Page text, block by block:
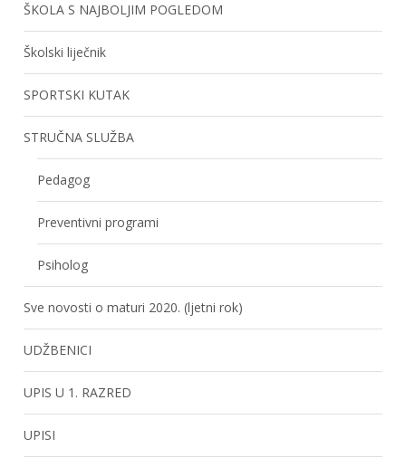
ŠKOLA S NAJBOLJIM POGLEDOM
Školski liječnik
SPORTSKI KUTAK
STRUČNA SLUŽBA
Pedagog
Preventivni programi
Psiholog
Sve novosti o maturi 2020. (ljetni rok)
UDŽBENICI
UPIS U 1. RAZRED
UPISI